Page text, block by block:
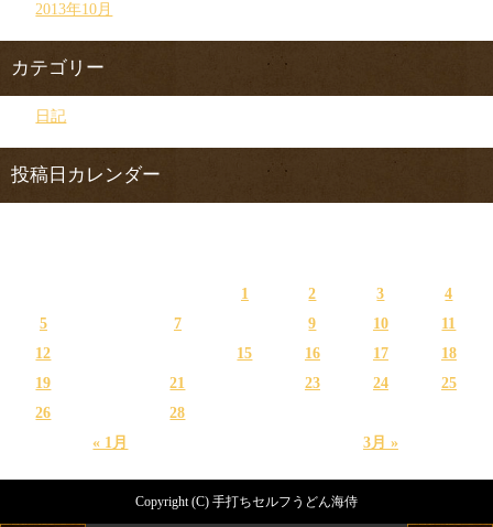
2013年10月
カテゴリー
日記
投稿日カレンダー
« 1月 3月 »
1 2 3
4
5
7 9 10
11
12
15 16 17
18
19
21 23 24
25
26
28
Copyright (C) 手打ちセルフうどん海侍